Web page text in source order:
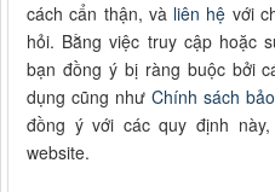
cách cẩn thận, và liên hệ với
hỏi. Bằng việc truy cập hoặc
bạn đồng ý bị ràng buộc bởi
dụng cũng như Chính sách
đồng ý với các quy định
website.